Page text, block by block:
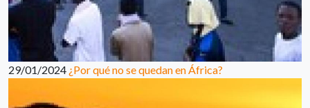
29/01/2024 ¿Por qué no se quedan en África?